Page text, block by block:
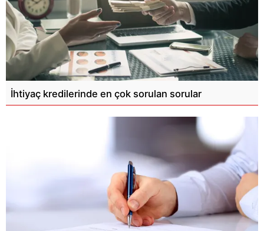
İhtiyaç kredilerinde en çok sorulan sorular